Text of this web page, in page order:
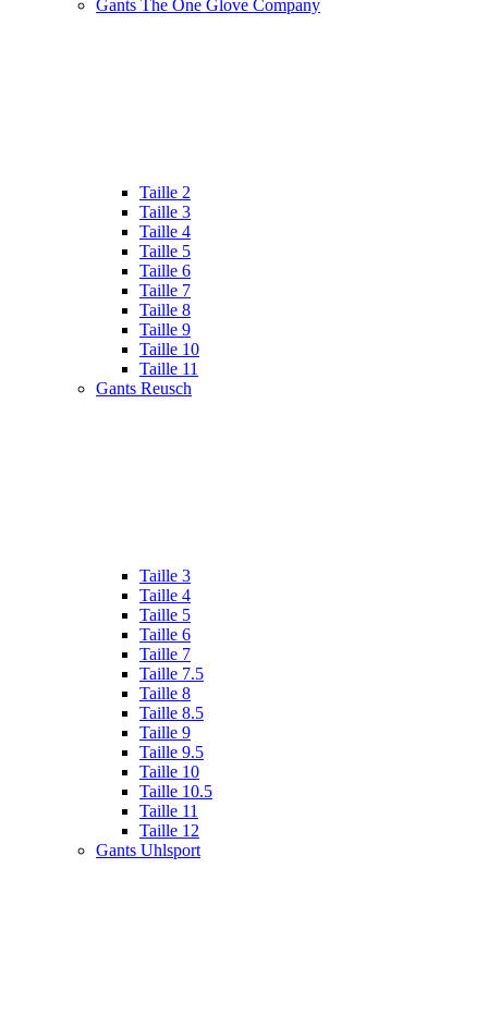
Gants The One Glove Company
Taille 2
Taille 3
Taille 4
Taille 5
Taille 6
Taille 7
Taille 8
Taille 9
Taille 10
Taille 11
Gants Reusch
Taille 3
Taille 4
Taille 5
Taille 6
Taille 7
Taille 7.5
Taille 8
Taille 8.5
Taille 9
Taille 9.5
Taille 10
Taille 10.5
Taille 11
Taille 12
Gants Uhlsport